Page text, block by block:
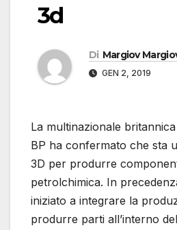
3d
Di Margiov
GEN 2, 2019
La multinazionale
BP ha confermato che sta
3D per produrre
petrolchimica. In
iniziato a integrare la
produrre parti all’interno